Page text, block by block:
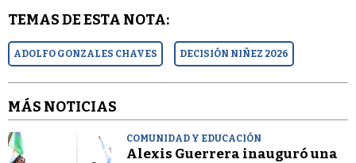
TEMAS DE ESTA NOTA:
ADOLFO GONZALES CHAVES DECISIÓN NIÑEZ 2026
MÁS NOTICIAS
COMUNIDAD Y EDUCACIÓN
Alexis Guerrera inauguró una